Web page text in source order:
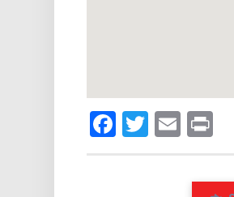
Facebook
Twitter
Email